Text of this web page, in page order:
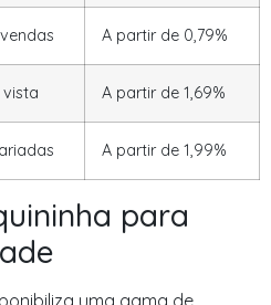
A partir de 0,79%
A partir de 1,69%
A partir de 1,99%
para
uma gama de